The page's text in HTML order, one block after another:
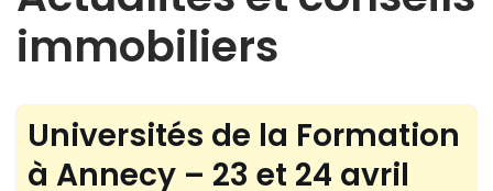
immobiliers
Universités de la Formation
à Annecy – 23 et 24 avril